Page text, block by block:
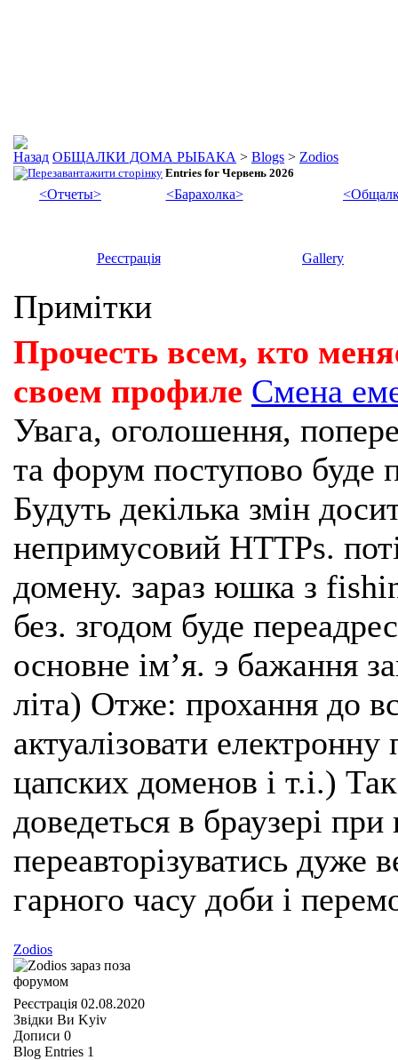
ОБЩАЛКИ ДОМА РЫБАКА > Blogs > Zodios
Entries for Червень 2026
<Отчеты> <Барахолка>
Реєстрація Gallery
Примітки
Прочесть всем, кто
своем профиле Смена
Увага, оголошення,
та форум поступово буде
Будуть декілька змін
непримусовий HTTPs.
домену. зараз юшка з
без. згодом буде
основне імʼя. э бажання
літа) Отже: прохання до
актуалізовати
цапских доменов і т.і.)
доведеться в браузері
переавторізуватись
гарного часу доби і
Zodios
Реєстрація 02.08.2020
Звідки Ви Kyiv
Дописи 0
Blog Entries 1